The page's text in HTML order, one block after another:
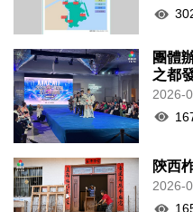
團體
之都
2026-
陝西
2026-